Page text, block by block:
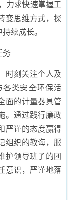
力求快速掌握工
变思维方式，探
续成长。
务
时刻关注个人及
各类安全环保活
面的计量器具管
。通过践行廉政
严谨的态度赢得
组织的教诲，服
护领导班子的团
意识，严谨地落